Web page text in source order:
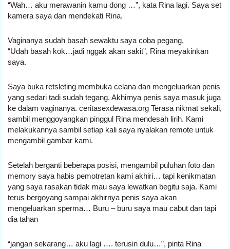
“Wah… aku merawanin kamu dong …”, kata Rina lagi. Saya set
kamera saya dan mendekati Rina.
Vaginanya sudah basah sewaktu saya coba pegang,
“Udah basah kok…jadi nggak akan sakit”, Rina meyakinkan
saya.
Saya buka retsleting membuka celana dan mengeluarkan penis
yang sedari tadi sudah tegang. Akhirnya penis saya masuk juga
ke dalam vaginanya. ceritasexdewasa.org Terasa nikmat sekali,
sambil menggoyangkan pinggul Rina mendesah lirih. Kami
melakukannya sambil setiap kali saya nyalakan remote untuk
mengambil gambar kami.
Setelah berganti beberapa posisi, mengambil puluhan foto dan
memory saya habis pemotretan kami akhiri… tapi kenikmatan
yang saya rasakan tidak mau saya lewatkan begitu saja. Kami
terus bergoyang sampai akhirnya penis saya akan
mengeluarkan sperma… Buru – buru saya mau cabut dan tapi
dia tahan
“jangan sekarang… aku lagi …. terusin dulu…”, pinta Rina